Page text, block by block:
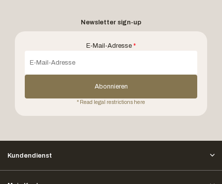
Newsletter sign-up
E-Mail-Adresse *
Abonnieren
* Read legal restrictions here
Kundendienst